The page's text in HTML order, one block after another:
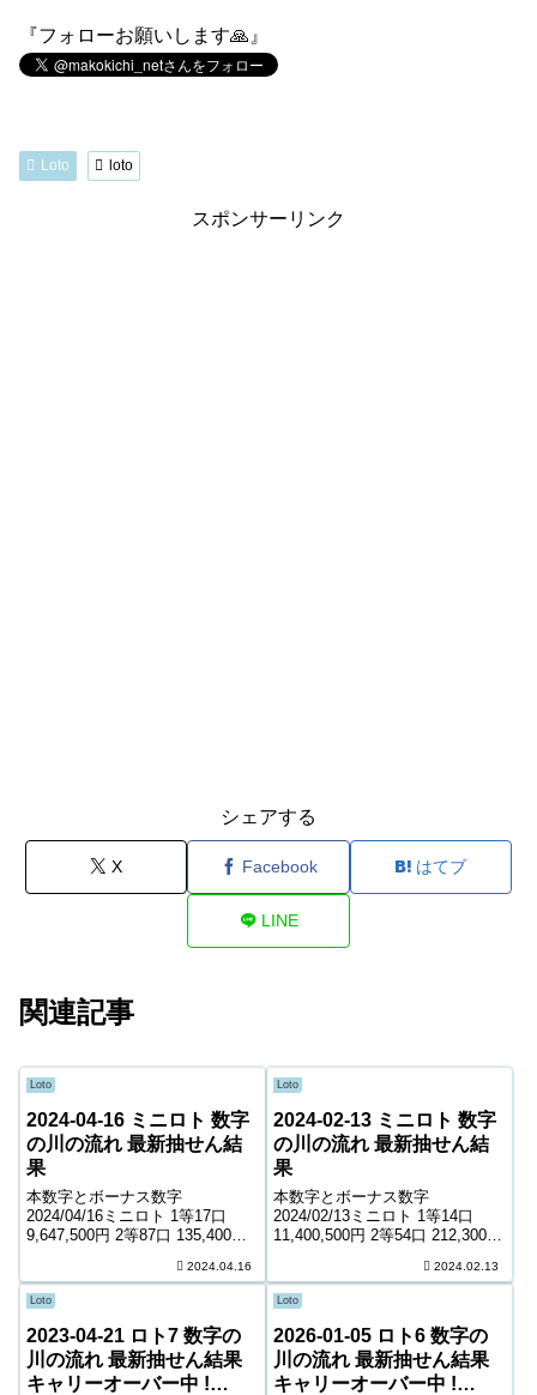
『フォローお願いします🙏』
Loto loto
スポンサーリンク
シェアする
X Facebook はてブ
LINE
関連記事
Loto
2024-04-16 ミニロト 数字
の川の流れ 最新抽せん結
果
本数字とボーナス数字
2024/04/16ミニロト 1等17口
9,647,500円 2等87口 135,400円
1,000円 ＊抽せんの結果は最終的
に発売元の発表のものと照合し
て下さい...
2024.04.16
Loto
2024-02-13 ミニロト 数字
の川の流れ 最新抽せん結
果
本数字とボーナス数字
2024/02/13ミニロト 1等14口
11,400,500円 2等54口 212,300円
900円 ＊抽せんの結果は最終的
に発売元の発表のものと照合し
て下さい。...
2024.02.13
Loto
2023-04-21 ロト7 数字の
川の流れ 最新抽せん結果
キャリーオーバー中 !
Loto
2026-01-05 ロト6 数字の
川の流れ 最新抽せん結果
キャリーオーバー中 !